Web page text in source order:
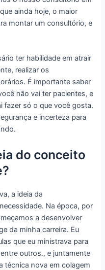
ainda hoje, o maior
montar um consultório, e
ter habilidade em atrair
realizar os
É importante saber
não vai ter pacientes, e
fazer só o que você gosta.
e incerteza para
do conceito
a ideia da
Na época, por
a desenvolver
da minha carreira. Eu
que eu ministrava para
outros., e juntamente
técnica nova em colagem